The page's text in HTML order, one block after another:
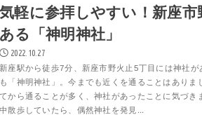
気軽に参拝しやすい！新座市
ある「神明神社」
2022.10.27
新座駅から徒歩7分、新座市野火止5丁目には神社が
も「神明神社」。今までも近くを通ることはありま
てから通ることが多く、神社があったことに気づき
中散歩していたら、偶然神社を発見...